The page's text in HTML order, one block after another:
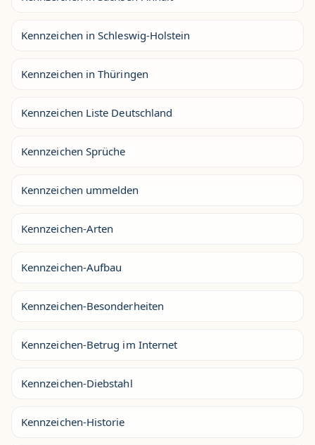
Kennzeichen in Schleswig-Holstein
Kennzeichen in Thüringen
Kennzeichen Liste Deutschland
Kennzeichen Sprüche
Kennzeichen ummelden
Kennzeichen-Arten
Kennzeichen-Aufbau
Kennzeichen-Besonderheiten
Kennzeichen-Betrug im Internet
Kennzeichen-Diebstahl
Kennzeichen-Historie